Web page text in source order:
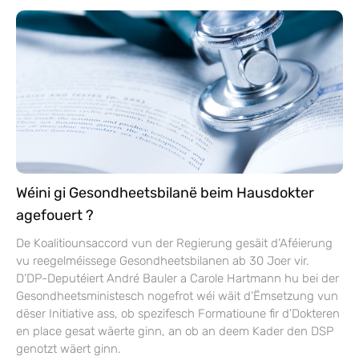
Wéini gi Gesondheetsbilanë beim Hausdokter
agefouert ?
De Koalitiounsaccord vun der Regierung gesäit d’Aféierung
vu reegelméissege Gesondheetsbilanen ab 30 Joer vir.
D’DP-Deputéiert André Bauler a Carole Hartmann hu bei der
Gesondheetsministesch nogefrot wéi wäit d’Ëmsetzung vun
dëser Initiative ass, ob spezifesch Formatioune fir d’Dokteren
en place gesat wäerte ginn, an ob an deem Kader den DSP
genotzt wäert ginn.